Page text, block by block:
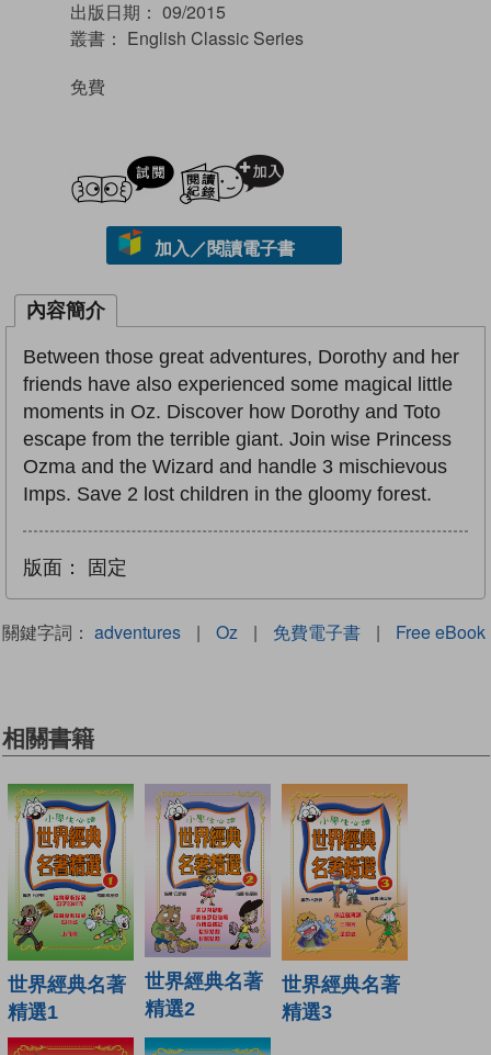
出版日期： 09/2015
叢書： English Classic Series
免費
試閲
加入／閱讀電子書
內容簡介
Between those great adventures, Dorothy and her
friends have also experienced some magical little
moments in Oz. Discover how Dorothy and Toto
escape from the terrible giant. Join wise Princess
Ozma and the Wizard and handle 3 mischievous
Imps. Save 2 lost children in the gloomy forest.
版面： 固定
關鍵字詞： adventures | Oz | 免費電子書 | Free eBook
相關書籍
世界經典名著
精選1
世界經典名著
精選2
世界經典名著
精選3